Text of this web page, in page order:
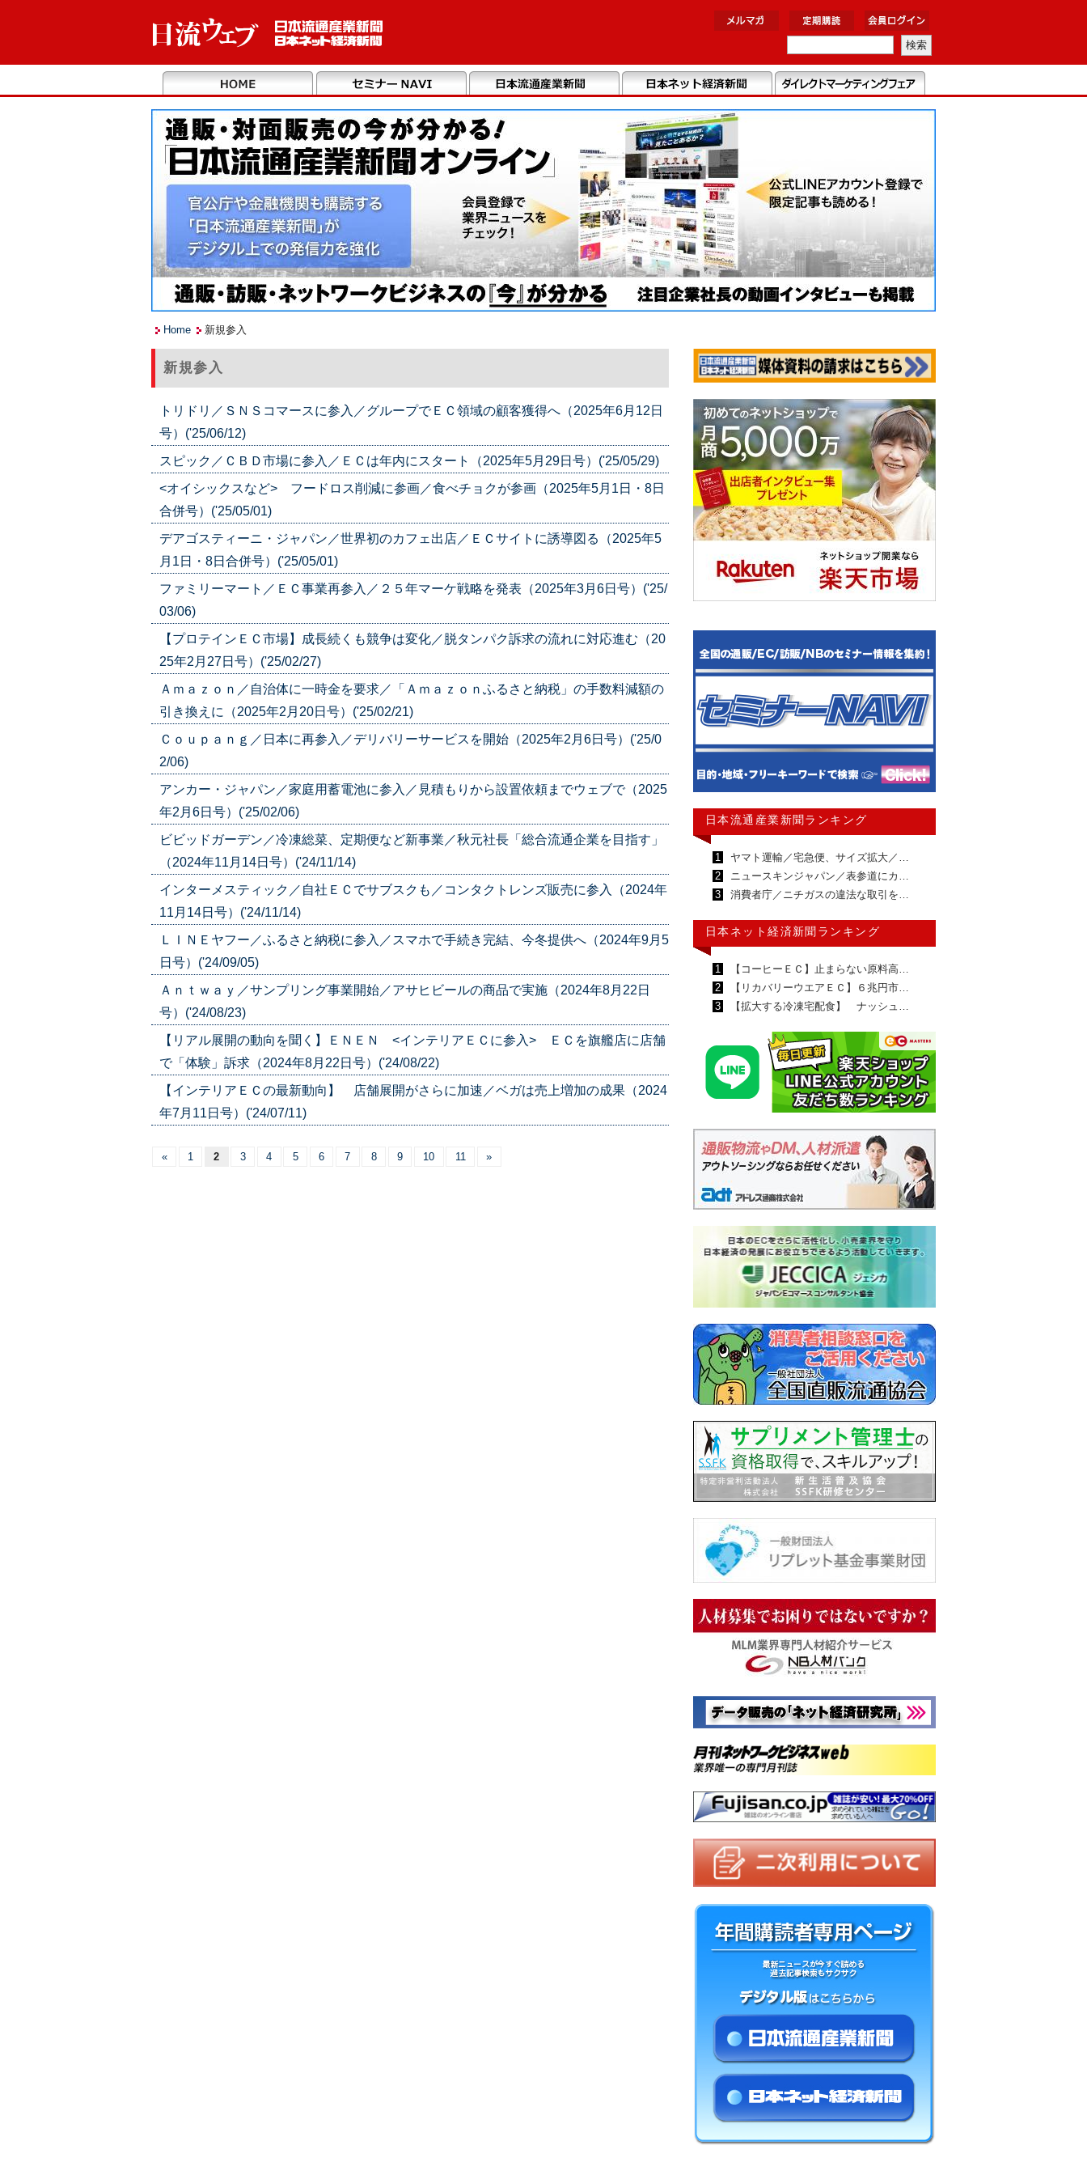
Home 新規参入
新規参入
トリドリ／ＳＮＳコマースに参入／グループでＥＣ領域の顧客獲得へ（2025年6月12日
号）('25/06/12)
スピック／ＣＢＤ市場に参入／ＥＣは年内にスタート（2025年5月29日号）('25/05/29)
<オイシックスなど> フードロス削減に参画／食べチョクが参画（2025年5月1日・8日
合併号）('25/05/01)
デアゴスティーニ・ジャパン／世界初のカフェ出店／ＥＣサイトに誘導図る（2025年5
月1日・8日合併号）('25/05/01)
ファミリーマート／ＥＣ事業再参入／２５年マーケ戦略を発表（2025年3月6日号）('25/
03/06)
【プロテインＥＣ市場】成長続くも競争は変化／脱タンパク訴求の流れに対応進む（20
25年2月27日号）('25/02/27)
Ａｍａｚｏｎ／自治体に一時金を要求／「Ａｍａｚｏｎふるさと納税」の手数料減額の
引き換えに（2025年2月20日号）('25/02/21)
Ｃｏｕｐａｎｇ／日本に再参入／デリバリーサービスを開始（2025年2月6日号）('25/0
2/06)
アンカー・ジャパン／家庭用蓄電池に参入／見積もりから設置依頼までウェブで（2025
年2月6日号）('25/02/06)
ビビッドガーデン／冷凍総菜、定期便など新事業／秋元社長「総合流通企業を目指す」
（2024年11月14日号）('24/11/14)
インターメスティック／自社ＥＣでサブスクも／コンタクトレンズ販売に参入（2024年
11月14日号）('24/11/14)
ＬＩＮＥヤフー／ふるさと納税に参入／スマホで手続き完結、今冬提供へ（2024年9月5
日号）('24/09/05)
Ａｎｔｗａｙ／サンプリング事業開始／アサヒビールの商品で実施（2024年8月22日
号）('24/08/23)
【リアル展開の動向を聞く】ＥＮＥＮ <インテリアＥＣに参入> ＥＣを旗艦店に店舗
で「体験」訴求（2024年8月22日号）('24/08/22)
【インテリアＥＣの最新動向】 店舗展開がさらに加速／ベガは売上増加の成果（2024
年7月11日号）('24/07/11)
« 1 2 3 4 5 6 7 8 9 10 11 »
日本流通産業新聞ランキング
1
ヤマト運輸／宅急便、サイズ拡大／…
2
ニュースキンジャパン／表参道にカ…
3
消費者庁／ニチガスの違法な取引を…
日本ネット経済新聞ランキング
1
【コーヒーＥＣ】止まらない原料高…
2
【リカバリーウエアＥＣ】６兆円市…
3
【拡大する冷凍宅配食】 ナッシュ…